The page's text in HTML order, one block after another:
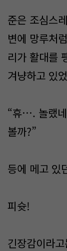
준은 조심스
변에 망루처
리가 활대를
겨냥하고 있
“휴…. 놀랬
볼까?”
등에 메고 있
피슛!
긴장감이라